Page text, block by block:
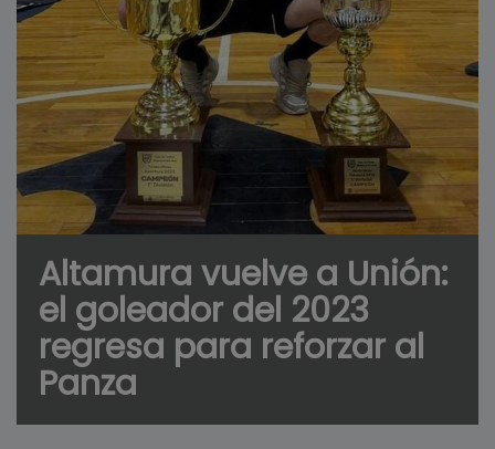
Altamura vuelve a Unión:
el goleador del 2023
regresa para reforzar al
Panza